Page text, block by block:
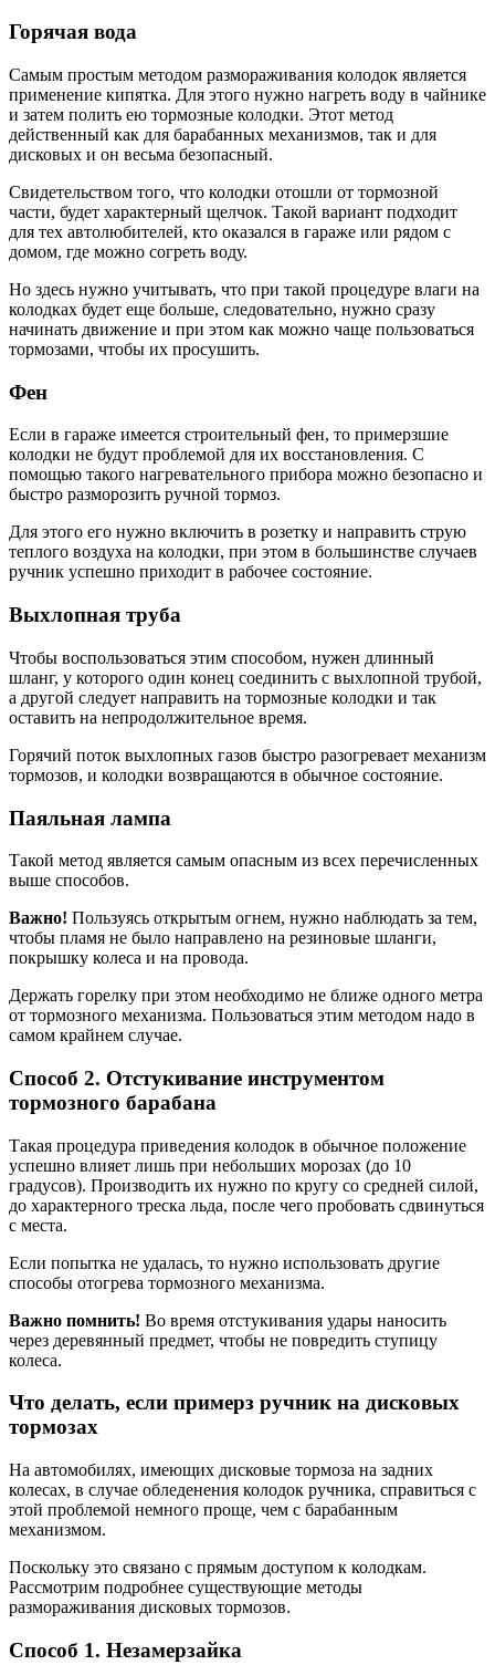
Горячая вода
Самым простым методом размораживания колодок является
применение кипятка. Для этого нужно нагреть воду в чайнике
и затем полить ею тормозные колодки. Этот метод
действенный как для барабанных механизмов, так и для
дисковых и он весьма безопасный.
Свидетельством того, что колодки отошли от тормозной
части, будет характерный щелчок. Такой вариант подходит
для тех автолюбителей, кто оказался в гараже или рядом с
домом, где можно согреть воду.
Но здесь нужно учитывать, что при такой процедуре влаги на
колодках будет еще больше, следовательно, нужно сразу
начинать движение и при этом как можно чаще пользоваться
тормозами, чтобы их просушить.
Фен
Если в гараже имеется строительный фен, то примерзшие
колодки не будут проблемой для их восстановления. С
помощью такого нагревательного прибора можно безопасно и
быстро разморозить ручной тормоз.
Для этого его нужно включить в розетку и направить струю
теплого воздуха на колодки, при этом в большинстве случаев
ручник успешно приходит в рабочее состояние.
Выхлопная труба
Чтобы воспользоваться этим способом, нужен длинный
шланг, у которого один конец соединить с выхлопной трубой,
а другой следует направить на тормозные колодки и так
оставить на непродолжительное время.
Горячий поток выхлопных газов быстро разогревает механизм
тормозов, и колодки возвращаются в обычное состояние.
Паяльная лампа
Такой метод является самым опасным из всех перечисленных
выше способов.
Важно! Пользуясь открытым огнем, нужно наблюдать за тем,
чтобы пламя не было направлено на резиновые шланги,
покрышку колеса и на провода.
Держать горелку при этом необходимо не ближе одного метра
от тормозного механизма. Пользоваться этим методом надо в
самом крайнем случае.
Способ 2. Отстукивание инструментом
тормозного барабана
Такая процедура приведения колодок в обычное положение
успешно влияет лишь при небольших морозах (до 10
градусов). Производить их нужно по кругу со средней силой,
до характерного треска льда, после чего пробовать сдвинуться
с места.
Если попытка не удалась, то нужно использовать другие
способы отогрева тормозного механизма.
Важно помнить! Во время отстукивания удары наносить
через деревянный предмет, чтобы не повредить ступицу
колеса.
Что делать, если примерз ручник на дисковых
тормозах
На автомобилях, имеющих дисковые тормоза на задних
колесах, в случае обледенения колодок ручника, справиться с
этой проблемой немного проще, чем с барабанным
механизмом.
Поскольку это связано с прямым доступом к колодкам.
Рассмотрим подробнее существующие методы
размораживания дисковых тормозов.
Способ 1. Незамерзайка